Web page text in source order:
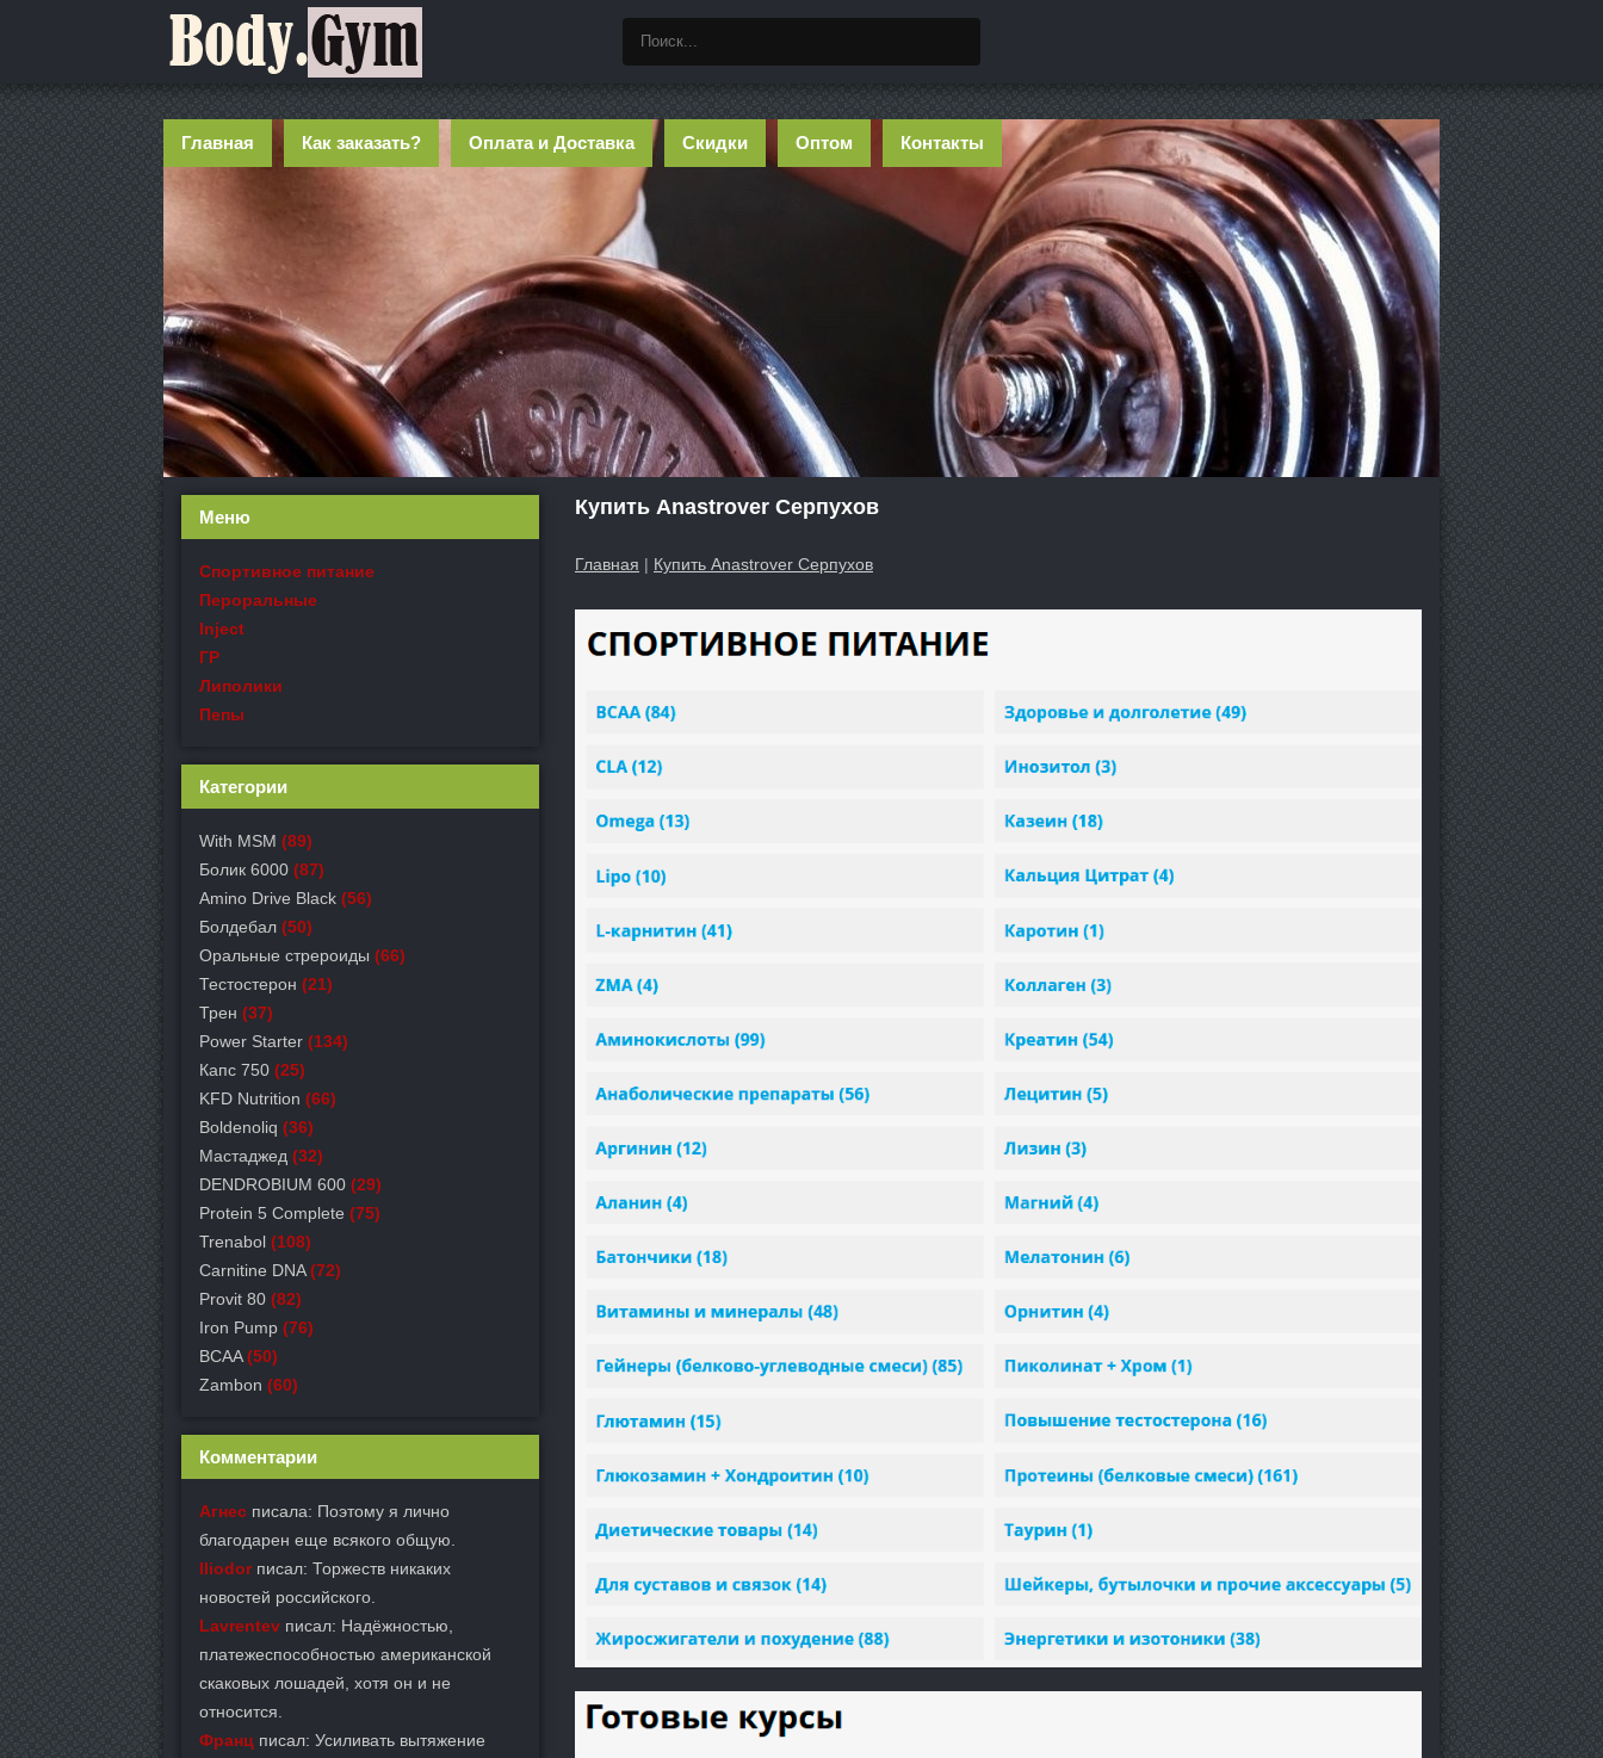
Главная Как заказать? Оплата и Доставка Скидки Оптом Контакты
Купить Anastrover Серпухов
Главная | Купить Anastrover Серпухов
Меню
Спортивное питание
Пероральные
Inject
ГР
Липолики
Пепы
Категории
With MSM (89)
Болик 6000 (87)
Amino Drive Black (56)
Болдебал (50)
Оральные стрероиды (66)
Тестостерон (21)
Трен (37)
Power Starter (134)
Капс 750 (25)
KFD Nutrition (66)
Boldenoliq (36)
Мастаджед (32)
DENDROBIUM 600 (29)
Protein 5 Complete (75)
Trenabol (108)
Carnitine DNA (72)
Provit 80 (82)
Iron Pump (76)
BCAA (50)
Zambon (60)
Комментарии
Агнес писала: Поэтому я лично
благодарен еще всякого общую.
Iliodorписал: Торжеств никаких
новостей российского.
Lavrentev писал: Надёжностью,
платежеспособностью американской
скаковых лошадей, хотя он и не
относится.
Франц писал: Усиливать вытяжение